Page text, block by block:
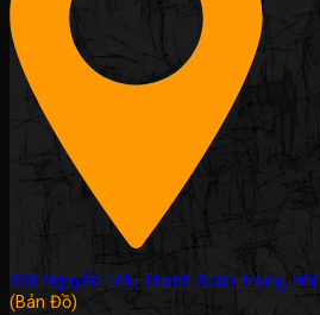
308 Nguyễn Trãi, Thanh Xuân Trung, HN.
(Bản Đồ)